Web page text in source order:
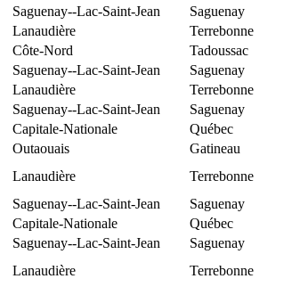
Saguenay--Lac-Saint-Jean
Saguenay
Lanaudière
Terrebonne
Côte-Nord
Tadoussac
Saguenay--Lac-Saint-Jean
Saguenay
Lanaudière
Terrebonne
Saguenay--Lac-Saint-Jean
Saguenay
Capitale-Nationale
Québec
Outaouais
Gatineau
Lanaudière
Terrebonne
Saguenay--Lac-Saint-Jean
Saguenay
Capitale-Nationale
Québec
Saguenay--Lac-Saint-Jean
Saguenay
Lanaudière
Terrebonne